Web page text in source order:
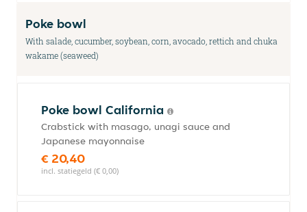
Poke bowl
With salade, cucumber, soybean, corn, avocado, rettich and chuka
wakame (seaweed)
Poke bowl California
Crabstick with masago, unagi sauce and
Japanese mayonnaise
€ 20,40
incl. statiegeld (€ 0,00)